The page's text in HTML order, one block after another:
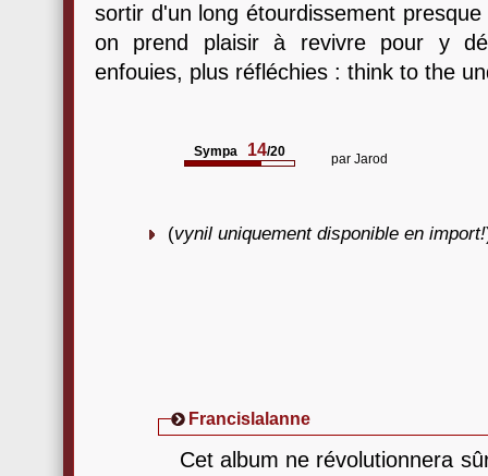
sortir d'un long étourdissement
on prend plaisir à revivre pour y
enfouies, plus réfléchies : think to the
Sympa 14/20 par Jarod
(vynil uniquement disponible en import!
Francislalanne
Cet album ne révolutionnera